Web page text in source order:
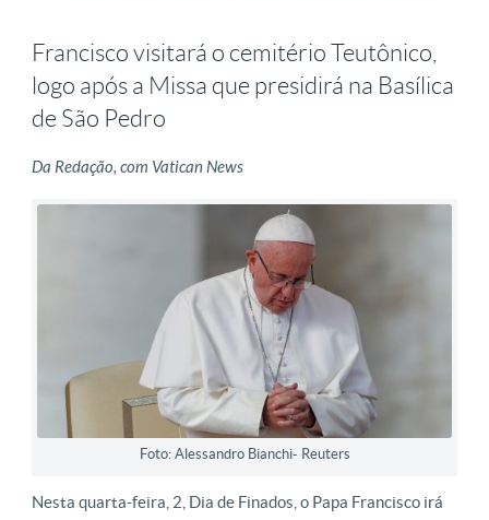
Francisco visitará o cemitério Teutônico,
logo após a Missa que presidirá na Basílica
de São Pedro
Da Redação, com Vatican News
Foto: Alessandro Bianchi- Reuters
Nesta quarta-feira, 2, Dia de Finados, o Papa Francisco irá